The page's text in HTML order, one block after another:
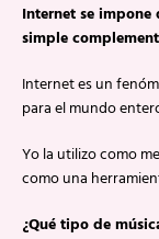
Internet se impone
simple
Internet es un
para el mundo
Yo la utilizo como
como una
¿Qué tipo de